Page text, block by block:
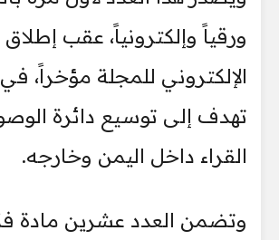
ورقياً وإلكترونياً، عقب
الإلكتروني للمجلة مؤخراً،
تهدف إلى توسيع دائرة
القراء داخل اليمن وخارجه.
وتضمن العدد عشرين مادة